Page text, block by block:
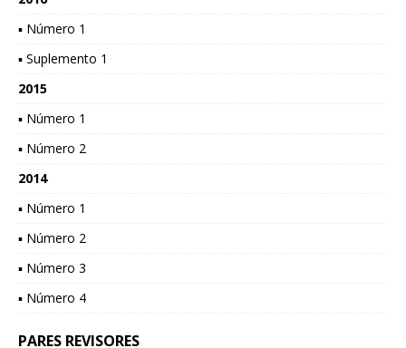
▪ Número 1
▪ Suplemento 1
2015
▪ Número 1
▪ Número 2
2014
▪ Número 1
▪ Número 2
▪ Número 3
▪ Número 4
PARES REVISORES